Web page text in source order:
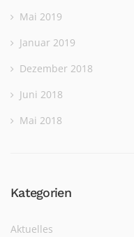
Mai 2019
Januar 2019
Dezember 2018
Juni 2018
Mai 2018
Kategorien
Aktuelles